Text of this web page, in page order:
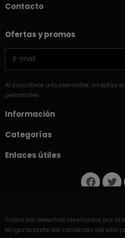
Contacto
Ofertas y promos
Al suscribirte a la newsletter, aceptas
personales
Información
Categorías
Enlaces útiles
Todos los derechos reservados por la
Ninguna parte del contenido del sitio